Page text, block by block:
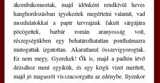
ákombákomoztak, majd időnként rendkívül heves
hanghordozásban igyekeztek megértetni valamit, vad
mozdulatokkal a papír tervrajzuk fakult sárgájára
pöcögettek, barbár román aranyosság volt,
részegségükben egy behatárolhatatlan ponthalmazra
mutogattak izgatottan. Akaratlanul összevigyorogtak.
Ez nem megy, Gyerekek! Ők is, majd a padlón lévő
dézsához ment egyikük, és egy krigli vizet merített,
majd jó magasról visszacsorgatta az edénybe. Ilyenkor